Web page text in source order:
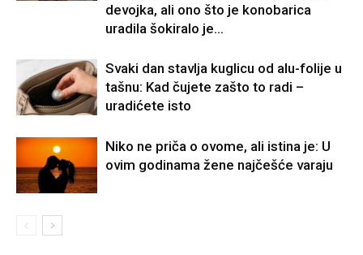
devojka, ali ono što je konobarica
uradila šokiralo je...
Svaki dan stavlja kuglicu od alu-folije u
tašnu: Kad čujete zašto to radi –
uradićete isto
Niko ne priča o ovome, ali istina je: U
ovim godinama žene najčešće varaju